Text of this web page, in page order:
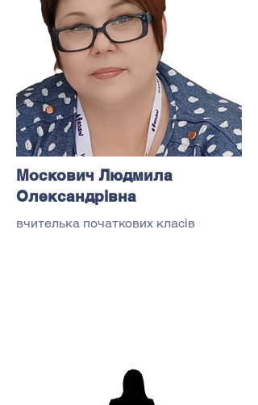
Москович Людмила
Олександрівна
вчителька початкових класів